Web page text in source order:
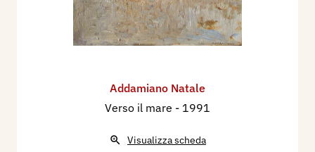
Addamiano Natale
Verso il mare - 1991
Visualizza scheda